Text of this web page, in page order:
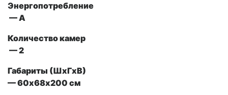
Энергопотребление
— А
Количество камер
— 2
Габариты (ШxГxВ)
— 60х68х200 см